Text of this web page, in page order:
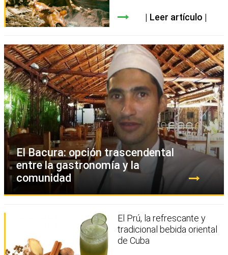
Leer artículo
El Bacura: opción trascendental
entre la gastronomía y la
comunidad
El Prú, la refrescante y
tradicional bebida oriental
de Cuba